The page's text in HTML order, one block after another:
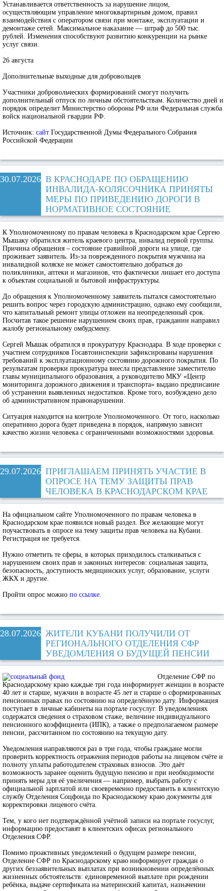
Устанавливается ответственность за нарушение лицом,
осуществляющим управление многоквартирным домом, правил
взаимодействия с оператором связи при монтаже, эксплуатации и
демонтаже сетей. Максимальное наказание — штраф до 500 тыс.
рублей. Изменения способствуют развитию конкуренции на рынке
услуг связи.
26 августа
Дополнительные выходные для добровольцев
Участники добровольческих формирований смогут получить
дополнительный отпуск по личным обстоятельствам. Количество дней и
порядок определит Министерство обороны РФ или Федеральная служба
войск национальной гвардии РФ.
Источник: сайт Государственной Думы Федерального Собрания
Российской Федерации
30.07.2026 В КРАСНОДАРЕ ПО ОБРАЩЕНИЮ
ИНВАЛИДА-КОЛЯСОЧНИКА ПРИНЯТЫ
МЕРЫ ПО ПРИВЕДЕНИЮ ДОРОГИ В
НОРМАТИВНОЕ СОСТОЯНИЕ
К Уполномоченному по правам человека в Краснодарском крае Сергею
Мышаку обратился житель краевого центра, инвалид первой группы.
Причина обращения – состояние гравийной дороги на улице, где
проживает заявитель. Из-за поврежденного покрытия мужчина на
инвалидной коляске не может самостоятельно добраться до
поликлиники, аптеки и магазинов, что фактически лишает его доступа
к объектам социальной и бытовой инфраструктуры.
До обращения к Уполномоченному заявитель пытался самостоятельно
решить вопрос через городскую администрацию, однако ему сообщили,
что капитальный ремонт улицы отложен на неопределенный срок.
Посчитав такое решение нарушением своих прав, гражданин направил
жалобу региональному омбудсмену.
Сергей Мышак обратился в прокуратуру Краснодара. В ходе проверки с
участием сотрудников Госавтоинспекции зафиксированы нарушения
требований к эксплуатационному состоянию дорожного покрытия. По
результатам проверки прокуратура внесла представление заместителю
главы муниципального образования, а руководителю МКУ «Центр
мониторинга дорожного движения и транспорта» выдано предписание
об устранении выявленных недостатков. Кроме того, возбуждено дело
об административном правонарушении.
Ситуация находится на контроле Уполномоченного. От того, насколько
оперативно дорога будет приведена в порядок, напрямую зависит
качество жизни человека с ограниченными возможностями здоровья.
29.07.2026 ПРИГЛАШАЕМ ПРИНЯТЬ УЧАСТИЕ В
ОПРОСЕ НА ТЕМУ ЗАЩИТЫ ПРАВ
ЧЕЛОВЕКА В КРАСНОДАРСКОМ КРАЕ
На официальном сайте Уполномоченного по правам человека в
Краснодарском крае появился новый раздел. Все желающие могут
поучаствовать в опросе на тему защиты прав человека на Кубани.
Регистрация не требуется.
Нужно отметить те сферы, в которых приходилось сталкиваться с
нарушением своих прав и законных интересов: социальная защита,
безопасность, доступность медицинских услуг, образование, услуги
ЖКХ и другие.
Пройти опрос можно по ссылке.
28.07.2026 ЖИТЕЛИ КУБАНИ ПОЛУЧИЛИ ОТ
РЕГИОНАЛЬНОГО ОТДЕЛЕНИЯ СФР
УВЕДОМЛЕНИЯ О БУДУЩЕЙ ПЕНСИИ
Отделение СФР по
Краснодарскому краю каждые три года информирует женщин в возрасте
40 лет и старше, мужчин в возрасте 45 лет и старше о сформированных
пенсионных правах по состоянию на определённую дату. Информация
поступает в личные кабинеты на портале госуслуг. В уведомлениях
содержатся сведения о страховом стаже, величине индивидуального
пенсионного коэффициента (ИПК), а также о предполагаемом размере
пенсии, рассчитанном по состоянию на текущую дату.
Уведомления направляются раз в три года, чтобы граждане могли
проверить корректность отражения периодов работы на лицевом счёте и
полноту уплаты работодателем страховых взносов. Это даёт
возможность заранее оценить будущую пенсию и при необходимости
принять меры для её увеличения — например, выбрать работу с
официальной зарплатой или своевременно предоставить в клиентскую
службу Отделения Соцфонда по Краснодаскому краю документы для
корректировки лицевого счёта.
Тем, у кого нет подтверждённой учётной записи на портале госуслуг,
информацию предоставят в клиентских офисах регионального
Отделения СФР.
Помимо проактивных уведомлений о будущем размере пенсии,
Отделение СФР по Краснодарскому краю информирует граждан о
других беззаявительных выплатах при возникновении определённых
жизненных обстоятельств: единовременной выплате при рождении
ребёнка, выдаче сертификата на материнский капитал, назначении